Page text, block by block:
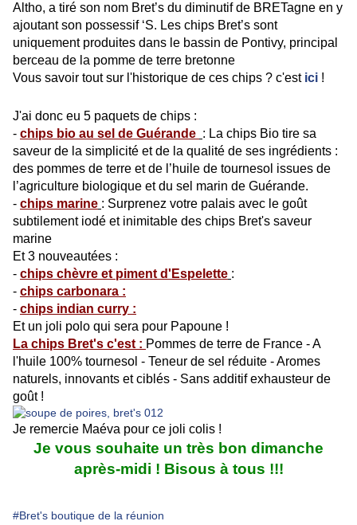
Altho, a tiré son nom Bret’s du diminutif de BRETagne en y
ajoutant son possessif ‘S. Les chips Bret’s sont
uniquement produites dans le bassin de Pontivy, principal
berceau de la pomme de terre bretonne
Vous savoir tout sur l'historique de ces chips ? c'est ici !
J'ai donc eu 5 paquets de chips :
- chips bio au sel de Guérande : La chips Bio tire sa
saveur de la simplicité et de la qualité de ses ingrédients :
des pommes de terre et de l’huile de tournesol issues de
l’agriculture biologique et du sel marin de Guérande.
- chips marine : Surprenez votre palais avec le goût
subtilement iodé et inimitable des chips Bret's saveur
marine
Et 3 nouveautées :
- chips chèvre et piment d'Espelette :
- chips carbonara :
- chips indian curry :
Et un joli polo qui sera pour Papoune !
La chips Bret's c'est : Pommes de terre de France - A
l'huile 100% tournesol - Teneur de sel réduite - Aromes
naturels, innovants et ciblés - Sans additif exhausteur de
goût !
Je remercie Maéva pour ce joli colis !
Je vous souhaite un très bon dimanche
après-midi ! Bisous à tous !!!
#Bret's boutique de la réunion